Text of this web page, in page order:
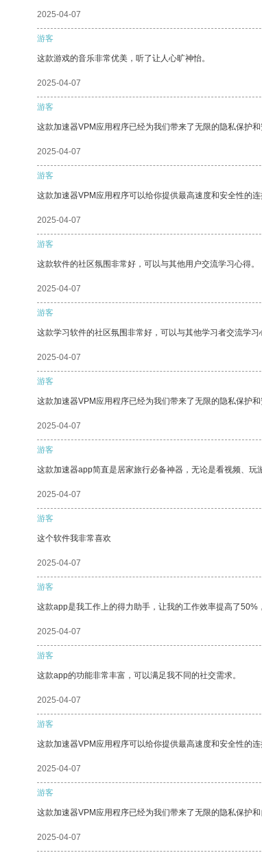
2025-04-07
游客
这款游戏的音乐非常优美，听了让人心旷神怡。
2025-04-07
游客
这款加速器VPM应用程序已经为我们带来了无限的隐私保护和
2025-04-07
游客
这款加速器VPM应用程序可以给你提供最高速度和安全性的连
2025-04-07
游客
这款软件的社区氛围非常好，可以与其他用户交流学习心得。
2025-04-07
游客
这款学习软件的社区氛围非常好，可以与其他学习者交流学习
2025-04-07
游客
这款加速器VPM应用程序已经为我们带来了无限的隐私保护和
2025-04-07
游客
这款加速器app简直是居家旅行必备神器，无论是看视频、玩
2025-04-07
游客
这个软件我非常喜欢
2025-04-07
游客
这款app是我工作上的得力助手，让我的工作效率提高了50%
2025-04-07
游客
这款app的功能非常丰富，可以满足我不同的社交需求。
2025-04-07
游客
这款加速器VPM应用程序可以给你提供最高速度和安全性的连
2025-04-07
游客
这款加速器VPM应用程序已经为我们带来了无限的隐私保护和
2025-04-07